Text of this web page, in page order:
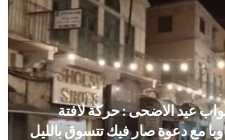
عيد الاضحى : حركة لافتة
مع دعوة صار فيك تتسوق بالليل